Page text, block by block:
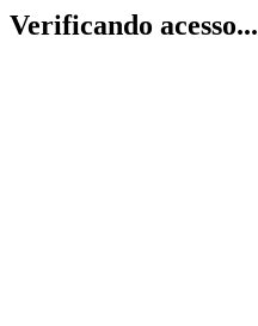
Verificando acesso...